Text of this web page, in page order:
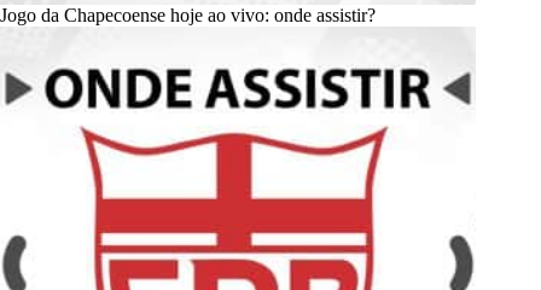
Jogo da Chapecoense hoje ao vivo: onde assistir?